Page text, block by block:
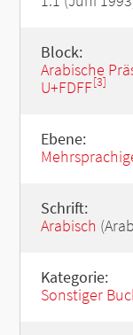
Block:
Arabische
U+FDFF[3]
Ebene:
Schrift:
Arabisch
Kategorie:
Sonstiger